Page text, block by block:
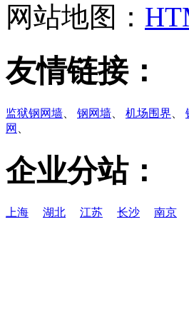
网站地图：
友情链接：
监狱钢网墙 钢网墙 机场围界
网
企业分站：
上海 湖北 江苏 长沙 南京